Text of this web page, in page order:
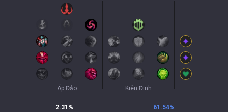
Áp Đảo Kiên Định
2.31 %
61.54%